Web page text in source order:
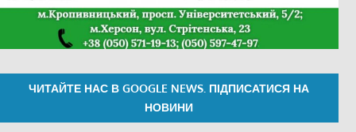
ЧИТАЙТЕ НАС В GOOGLE NEWS. ПІДПИСАТИСЯ НА
НОВИНИ